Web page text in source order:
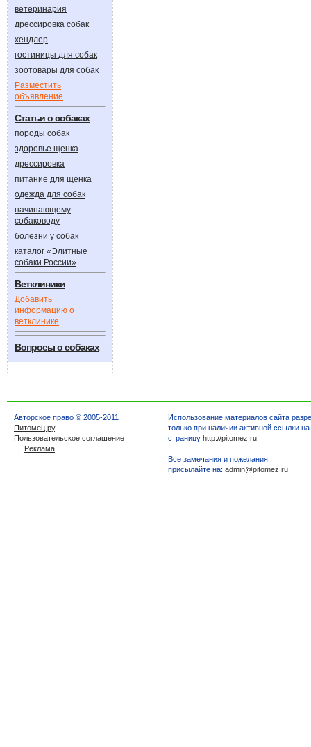
ветеринария
дрессировка собак
хендлер
гостиницы для собак
зоотовары для собак
Разместить
объявление
Статьи о собаках
породы собак
здоровье щенка
дрессировка
питание для щенка
одежда для собак
начинающему
собаководу
болезни у собак
каталог «Элитные
собаки России»
Ветклиники
Добавить
информацию о
ветклинике
Вопросы о собаках
Авторское право © 2005-2011
Питомец.ру.
Пользовательское соглашение
| Реклама
Использование материалов сайта
только при наличии активной ссылки
страницу http://pitomez.ru
Все замечания и пожелания
присылайте на: admin@pitomez.ru